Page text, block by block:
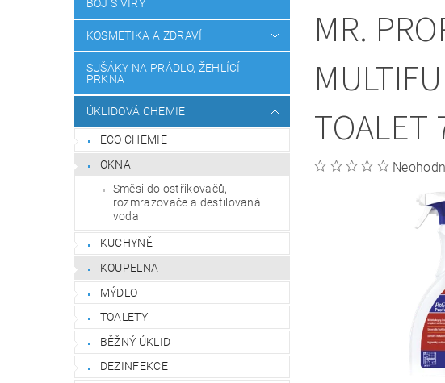
BOJ S VIRY
KOSMETIKA A ZDRAVÍ
SUŠÁKY NA PRÁDLO, ŽEHLÍCÍ
PRKNA
ÚKLIDOVÁ CHEMIE
ECO CHEMIE
OKNA
Směsi do ostřikovačů,
rozmrazovače a destilovaná
voda
KUCHYNĚ
KOUPELNA
MÝDLO
TOALETY
BĚŽNÝ ÚKLID
DEZINFEKCE
MR.
TOALET